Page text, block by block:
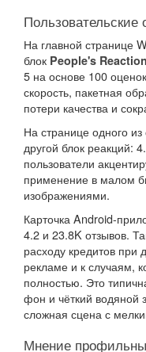
Пользовательские
На главной странице
блок People's
5 на основе 100
скорость, пакетная
потери качества и
На странице одного
другой блок реакций:
пользователи
применение в малом
изображениями.
Карточка Android-
4.2 и 23.8K отзывов.
расходу кредитов при
рекламе и к случаям,
полностью. Это
фон и чёткий водяной
сложная сцена с
Мнение